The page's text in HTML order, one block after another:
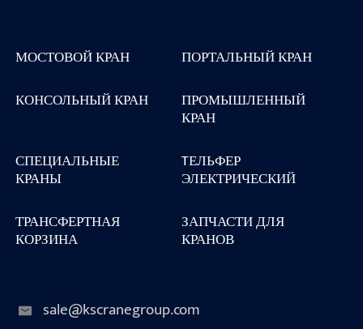
МОСТОВОЙ КРАН
ПОРТАЛЬНЫЙ КРАН
КОНСОЛЬНЫЙ КРАН
ПРОМЫШЛЕННЫЙ
КРАН
СПЕЦИАЛЬНЫЕ
КРАНЫ
TЕЛЬФЕР
ЭЛЕКТРИЧЕСКИЙ
ТРАНСФЕРТНАЯ
КОРЗИНА
ЗАПЧАСТИ ДЛЯ
КРАНОВ
sale@kscranegroup.com